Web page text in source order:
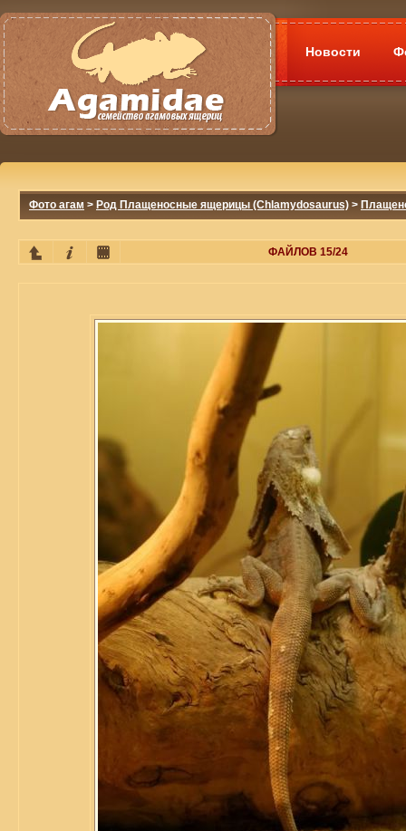
Новости
Фото агам > Род Плащеносные ящерицы (Chlamydosaurus) >
ФАЙЛОВ 15/24